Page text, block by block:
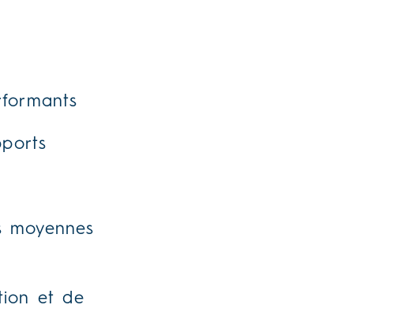
et de